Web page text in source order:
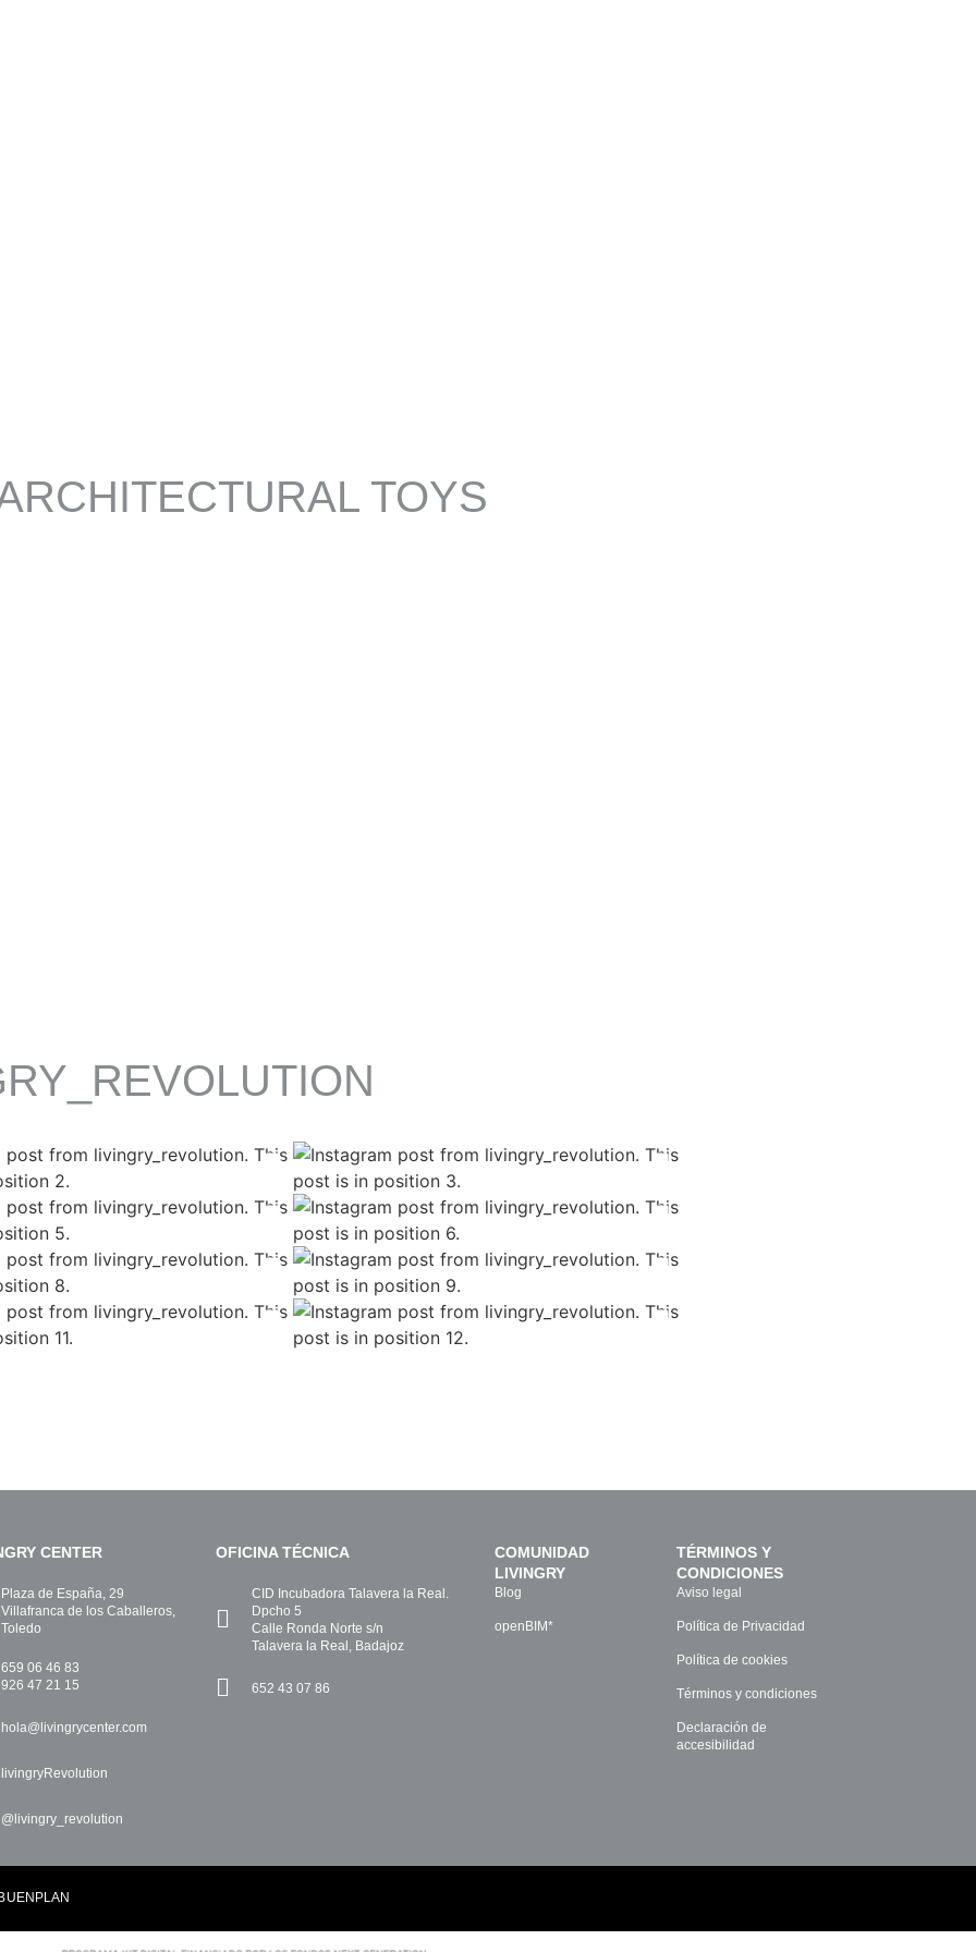
TOYS
CENTER
Plaza de España, 29
Villafranca de los Caballeros,
Toledo
659 06 46 83
926 47 21 15
hola@livingrycenter.com
livingryRevolution
@livingry_revolution
OFICINA TÉCNICA
CID Incubadora Talavera la Real.
Dpcho 5
Calle Ronda Norte s/n
Talavera la Real, Badajoz
652 43 07 86
COMUNIDAD
LIVINGRY
Blog
openBIM*
TÉRMINOS Y
CONDICIONES
Aviso legal
Política de Privacidad
Política de cookies
Términos y condiciones
Declaración de
accesibilidad